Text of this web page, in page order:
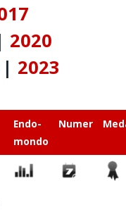
2020
| 2023
Endo-
mondo
Numer